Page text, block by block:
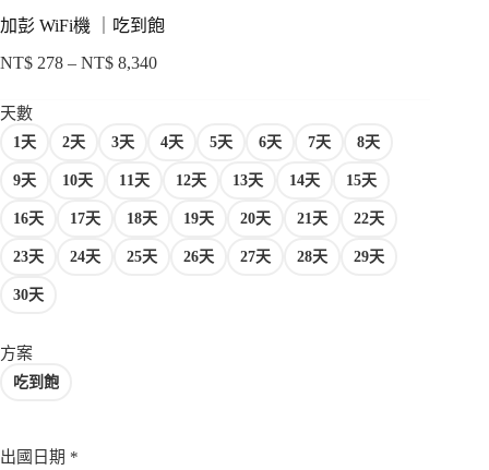
加彭 WiFi機 ｜吃到飽
NT$ 278 – NT$ 8,340價
圍：
NT$ 8,340
天數
1天 2天 3天 4天 5天 6天 7天 8天
9天 10天 11天 12天 13天 14天 15天
16天 17天 18天 19天 20天 21天 22天
23天 24天 25天 26天 27天 28天 29天
30天
方案
吃到飽
出國日期 *